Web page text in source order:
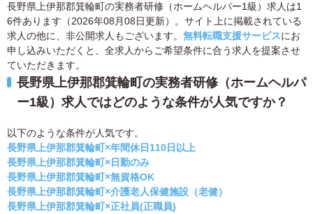
長野県上伊那郡箕輪町の実務者研修（ホームヘルパー1級）求人は1
6件あります（2026年08月08日更新）。サイト上に掲載されている
求人の他に、非公開求人もございます。 無料転職支援サービスにお
申し込みいただくと、全求人からご希望条件に合う求人を提案させ
ていただきます。
長野県上伊那郡箕輪町の実務者研修（ホームヘルパ
ー1級）求人ではどのような条件が人気ですか？
以下のような条件が人気です。
長野県上伊那郡箕輪町×年間休日110日以上
長野県上伊那郡箕輪町×日勤のみ
長野県上伊那郡箕輪町×無資格OK
長野県上伊那郡箕輪町×介護老人保健施設（老健）
長野県上伊那郡箕輪町×正社員(正職員)